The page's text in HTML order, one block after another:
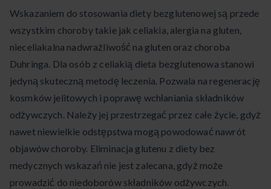
Wskazaniem do stosowania diety bezglutenowej są przede
wszystkim choroby takie jak celiakia, alergia na gluten,
nieceliakalna nadwrażliwość na gluten oraz choroba
Duhringa. Dla osób z celiakią dieta bezglutenowa stanowi
jedyną skuteczną metodę leczenia. Pozwala na regenerację
kosmków jelitowych i poprawę wchłaniania składników
odżywczych. Należy jej przestrzegać przez całe życie, gdyż
nawet niewielkie odstępstwa mogą powodować nawrót
objawów choroby. Eliminacja glutenu z diety bez
medycznych wskazań nie jest zalecana, gdyż może
prowadzić do niedoborów składników odżywczych.